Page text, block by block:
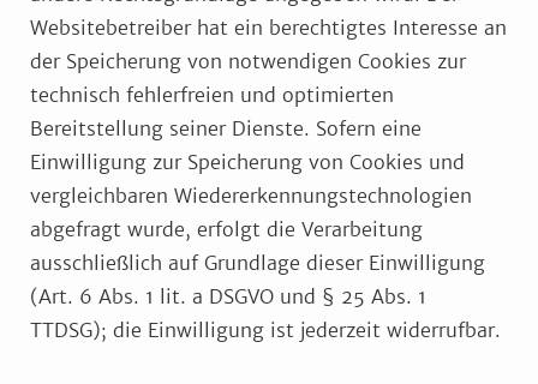
Websitebetreiber hat ein berechtigtes Interesse an
der Speicherung von notwendigen Cookies zur
technisch fehlerfreien und optimierten
Bereitstellung seiner Dienste. Sofern eine
Einwilligung zur Speicherung von Cookies und
vergleichbaren Wiedererkennungstechnologien
abgefragt wurde, erfolgt die Verarbeitung
ausschließlich auf Grundlage dieser Einwilligung
(Art. 6 Abs. 1 lit. a DSGVO und § 25 Abs. 1
TTDSG); die Einwilligung ist jederzeit widerrufbar.